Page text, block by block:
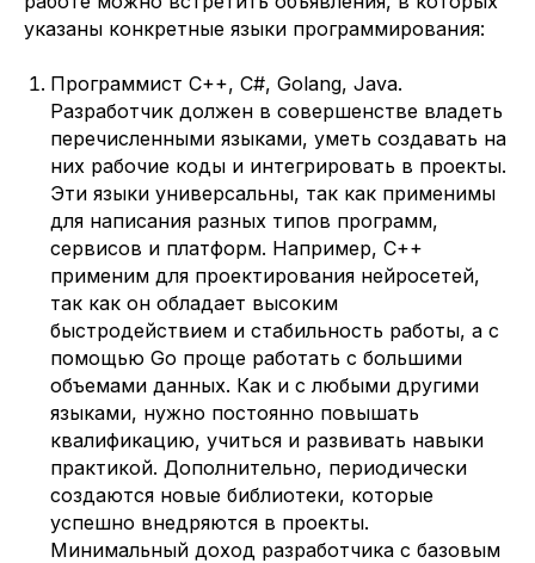
указаны конкретные языки программирования:
Программист C++, C#, Golang, Java.
Разработчик должен в совершенстве владеть
перечисленными языками, уметь создавать на
них рабочие коды и интегрировать в проекты.
Эти языки универсальны, так как применимы
для написания разных типов программ,
сервисов и платформ. Например, C++
применим для проектирования нейросетей,
так как он обладает высоким
быстродействием и стабильность работы, а с
помощью Go проще работать с большими
объемами данных. Как и с любыми другими
языками, нужно постоянно повышать
квалификацию, учиться и развивать навыки
практикой. Дополнительно, периодически
создаются новые библиотеки, которые
успешно внедряются в проекты.
Минимальный доход разработчика с базовым